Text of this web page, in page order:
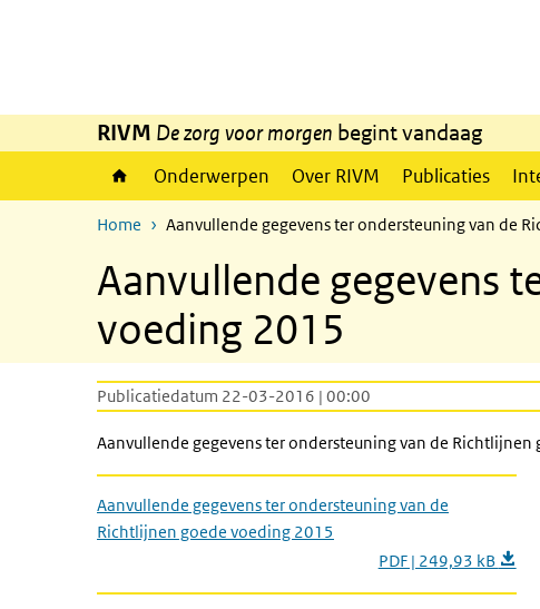
RIVM De zorg voor morgen begint vandaag
Onderwerpen Over RIVM Publicaties
Home Aanvullende gegevens ter ondersteuning van de
Aanvullende gegevens
voeding 2015
Publicatiedatum 22-03-2016 | 00:00
Aanvullende gegevens ter ondersteuning van de Richtlijnen
Aanvullende gegevens ter ondersteuning van de
Richtlijnen goede voeding 2015
PDF | 249,93 kB